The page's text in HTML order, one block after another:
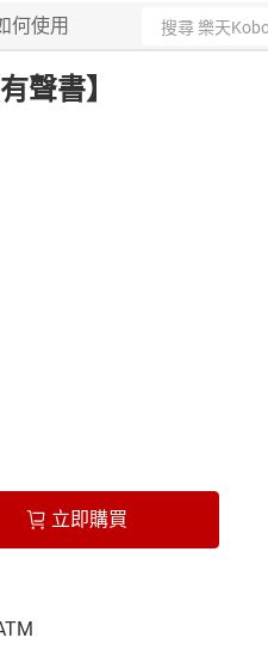
何使用
聲書】
立即購買